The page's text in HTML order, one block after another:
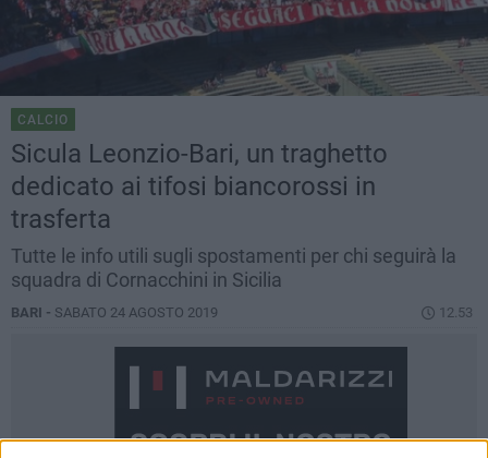
CALCIO
Sicula Leonzio-Bari, un traghetto
dedicato ai tifosi biancorossi in
trasferta
Tutte le info utili sugli spostamenti per chi seguirà la
squadra di Cornacchini in Sicilia
BARI - SABATO 24 AGOSTO 2019 12.53